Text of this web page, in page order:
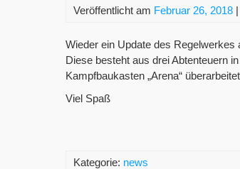
Veröffentlicht am Februar 26, 2018
Wieder ein Update des
Diese besteht aus drei Abtenteuern
Kampfbaukasten „Arena“
Viel Spaß
Kategorie: news